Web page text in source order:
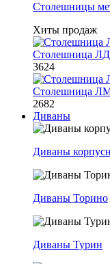
Столешницы
Хиты продаж
Столешница
3624
Столешница
2682
Диваны
Диваны
Диваны Торино
Диваны Турин